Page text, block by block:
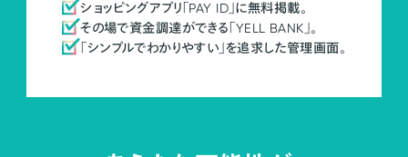
ショッピングアプリ「PAY ID」に無料掲載。
その場で資金調達ができる「YELL BANK」。
「シンプルでわかりやすい」を追求した管理画面。